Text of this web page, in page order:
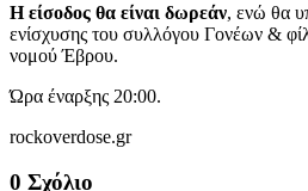
Η είσοδος θα είναι δωρεάν, ενώ θα
ενίσχυσης του συλλόγου Γονέων &
νομού Έβρου.
Ώρα έναρξης 20:00.
rockoverdose.gr
0 Σχόλιο